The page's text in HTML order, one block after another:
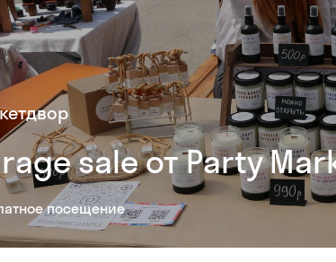
двор
sale от Party
посещение